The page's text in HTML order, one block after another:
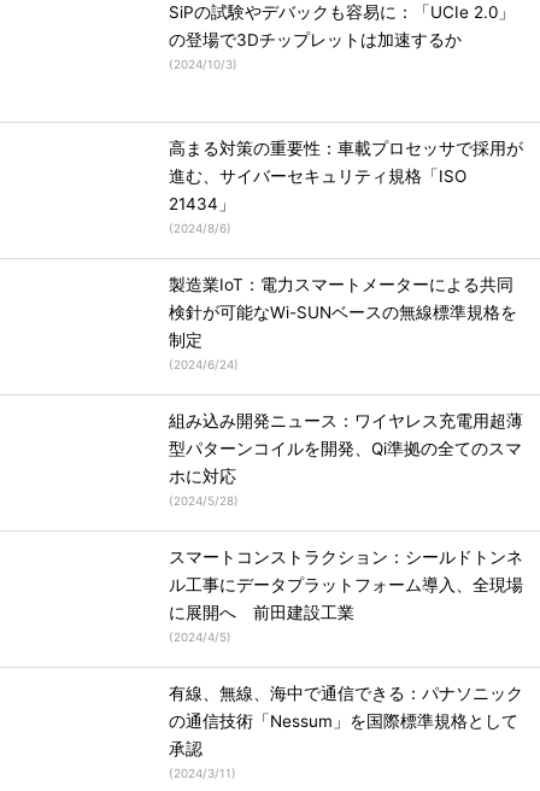
SiPの試験やデバックも容易に：「UCIe 2.0」
の登場で3Dチップレットは加速するか
(2024/10/3)
高まる対策の重要性：車載プロセッサで採用が
進む、サイバーセキュリティ規格「ISO
21434」
(2024/8/6)
製造業IoT：電力スマートメーターによる共同
検針が可能なWi-SUNベースの無線標準規格を
制定
(2024/6/24)
組み込み開発ニュース：ワイヤレス充電用超薄
型パターンコイルを開発、Qi準拠の全てのスマ
ホに対応
(2024/5/28)
スマートコンストラクション：シールドトンネ
ル工事にデータプラットフォーム導入、全現場
に展開へ 前田建設工業
(2024/4/5)
有線、無線、海中で通信できる：パナソニック
の通信技術「Nessum」を国際標準規格として
承認
(2024/3/11)